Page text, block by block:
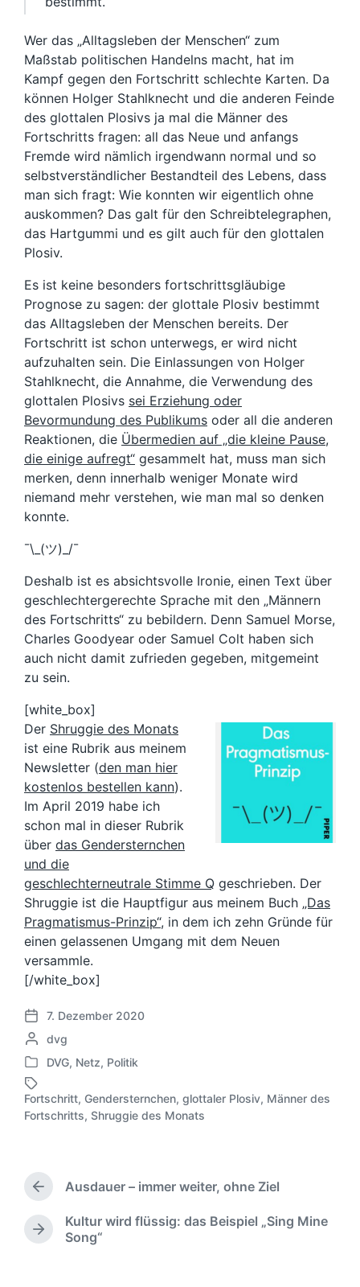
Wer das „Alltagsleben der Menschen“ zum
Maßstab politischen Handelns macht, hat im
Kampf gegen den Fortschritt schlechte Karten. Da
können Holger Stahlknecht und die anderen Feinde
des glottalen Plosivs ja mal die Männer des
Fortschritts fragen: all das Neue und anfangs
Fremde wird nämlich irgendwann normal und so
selbstverständlicher Bestandteil des Lebens, dass
man sich fragt: Wie konnten wir eigentlich ohne
auskommen? Das galt für den Schreibtelegraphen,
das Hartgummi und es gilt auch für den glottalen
Plosiv.
Es ist keine besonders fortschrittsgläubige
Prognose zu sagen: der glottale Plosiv bestimmt
das Alltagsleben der Menschen bereits. Der
Fortschritt ist schon unterwegs, er wird nicht
aufzuhalten sein. Die Einlassungen von Holger
Stahlknecht, die Annahme, die Verwendung des
glottalen Plosivs sei Erziehung oder
Bevormundung des Publikums oder all die anderen
Reaktionen, die Übermedien auf „die kleine Pause,
die einige aufregt“ gesammelt hat, muss man sich
merken, denn innerhalb weniger Monate wird
niemand mehr verstehen, wie man mal so denken
konnte.
¯\_(ツ)_/¯
Deshalb ist es absichtsvolle Ironie, einen Text über
geschlechtergerechte Sprache mit den „Männern
des Fortschritts“ zu bebildern. Denn Samuel Morse,
Charles Goodyear oder Samuel Colt haben sich
auch nicht damit zufrieden gegeben, mitgemeint
zu sein.
[white_box]
Der Shruggie des Monats
ist eine Rubrik aus meinem
Newsletter (den man hier
kostenlos bestellen kann).
Im April 2019 habe ich
schon mal in dieser Rubrik
über das Gendersternchen
und die
geschlechterneutrale Stimme Q geschrieben. Der
Shruggie ist die Hauptfigur aus meinem Buch „Das
Pragmatismus-Prinzip“, in dem ich zehn Gründe für
einen gelassenen Umgang mit dem Neuen
versammle.
[/white_box]
V
e
r
ö
f
f
i
h
u
7. Dezember 2020
G
e
c
h
r
b
e
v
o
dvg
V
e
r
ö
n
l
i
DVG, Netz, Politik
S
c
a
g
ö
Fortschritt, Gendersternchen, glottaler Plosiv, Männer des
Fortschritts, Shruggie des Monats
V
r
h
Ausdauer – immer weiter, ohne Ziel
N
Kultur wird flüssig: das Beispiel „Sing Mine
Song“